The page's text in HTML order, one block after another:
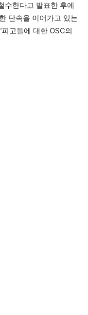
수한다고 발표한 후에
단속을 이어가고 있는
고들에 대한 OSC의